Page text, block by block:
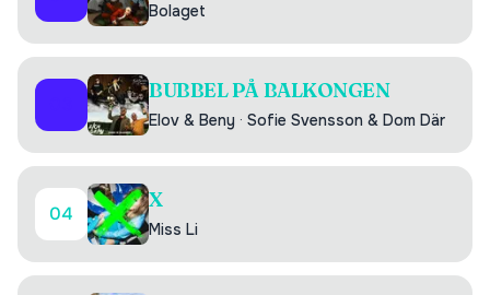
Bolaget
BUBBEL PÅ BALKONGEN
Elov & Beny · Sofie Svensson & Dom Där
04
X
Miss Li